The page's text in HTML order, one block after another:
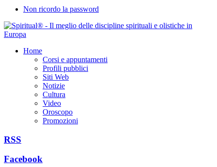
Non ricordo la password
Home
Corsi e appuntamenti
Profili pubblici
Siti Web
Notizie
Cultura
Video
Oroscopo
Promozioni
RSS
Facebook